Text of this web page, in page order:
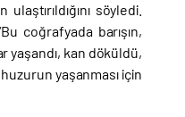
söyledi.
coğrafyada barışın,
yaşandı, kan döküldü,
yaşanması için